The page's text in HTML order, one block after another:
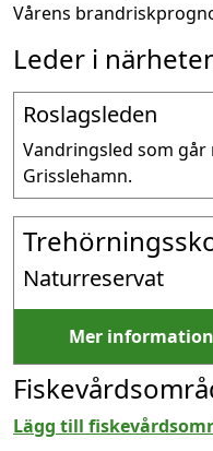
Vårens
Leder i
Roslagsleden
Vandringsled som
Grisslehamn.
Naturreservat
Mer
Lägg till